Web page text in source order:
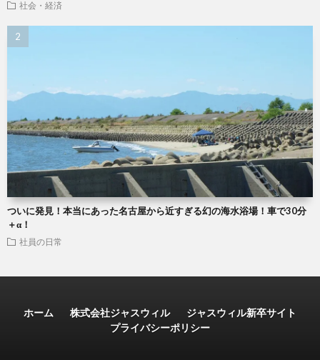
社会・経済
ついに発見！本当にあった名古屋から近すぎる幻の海水浴場！車で30分
＋α！
社員の日常
ホーム 株式会社ジャスウィル
ジャスウィル新卒サイト
プライバシーポリシー